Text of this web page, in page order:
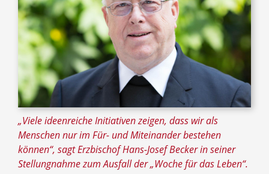
„Viele ideenreiche Initiativen zeigen, dass wir als
Menschen nur im Für- und Miteinander bestehen
können“, sagt Erzbischof Hans-Josef Becker in seiner
Stellungnahme zum Ausfall der „Woche für das Leben“.